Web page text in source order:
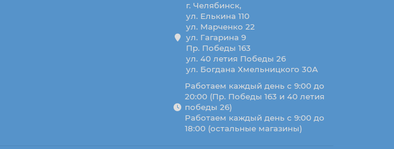
г. Челябинск,
ул. Елькина 110
ул. Марченко 22
ул. Гагарина 9
Пр. Победы 163
ул. 40 летия Победы 26
ул. Богдана Хмельницкого 30А
Работаем каждый день с 9:00 до
20:00 (Пр. Победы 163 и 40 летия
победы 26)
Работаем каждый день с 9:00 до
18:00 (остальные магазины)